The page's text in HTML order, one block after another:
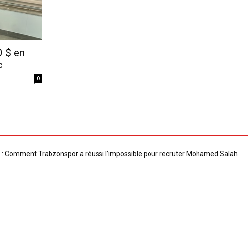
$ en
0
Comment Trabzonspor a réussi l’impossible pour recruter Mohamed Salah